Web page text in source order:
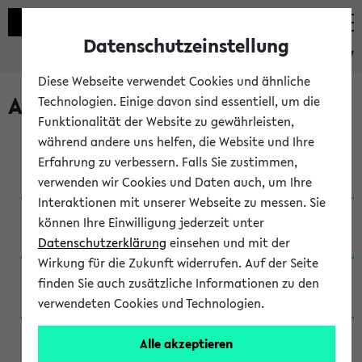
eKVV
Archivierte Studiengänge
Anglistik: British and American Studies / B.A.
(Einschreibung bis WiSe 16/17)
Anglistik: British and American Studies / B.A.
(Einschreibung bis SoSe 2015)
Anglistik: British and American Studies / B.A.
(Einschreibung bis SoSe 2013)
Anglistik: British and American Studies / Ba
(Einschreibung bis SoSe 2011)
Datenschutzeinstellung
Diese Webseite verwendet Cookies und ähnliche
Technologien. Einige davon sind essentiell, um die
Funktionalität der Website zu gewährleisten,
während andere uns helfen, die Website und Ihre
Erfahrung zu verbessern. Falls Sie zustimmen,
verwenden wir Cookies und Daten auch, um Ihre
Interaktionen mit unserer Webseite zu messen. Sie
können Ihre Einwilligung jederzeit unter
Datenschutzerklärung einsehen und mit der
Wirkung für die Zukunft widerrufen. Auf der Seite
finden Sie auch zusätzliche Informationen zu den
verwendeten Cookies und Technologien.
Alle akzeptieren